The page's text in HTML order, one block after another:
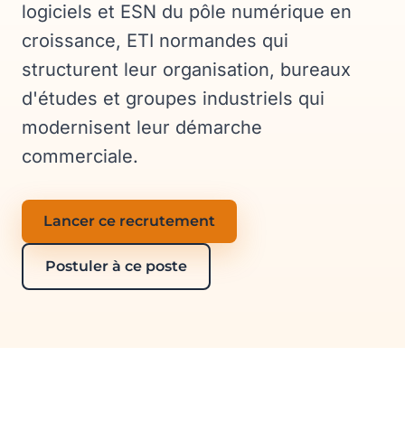
logiciels et ESN du pôle numérique en
croissance, ETI normandes qui
structurent leur organisation, bureaux
d'études et groupes industriels qui
modernisent leur démarche
commerciale.
Lancer ce recrutement
Postuler à ce poste